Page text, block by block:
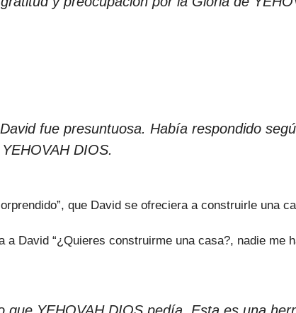
fue presuntuosa. Había respondido
DIOS.
que David se ofreciera a construirle una
a David “¿Quieres construirme una casa?, nadie